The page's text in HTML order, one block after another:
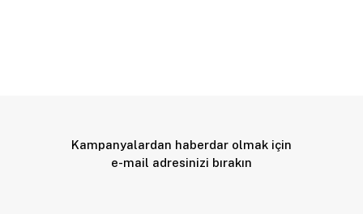
Kampanyalardan haberdar olmak için
e-mail adresinizi bırakın